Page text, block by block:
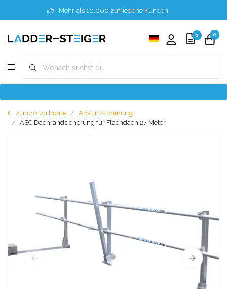
Mehr als 10.000 zufriedene Kunden
0 0
Zurück zu home
Absturzsicherung
ASC Dachrandsicherung für Flachdach 27 Meter